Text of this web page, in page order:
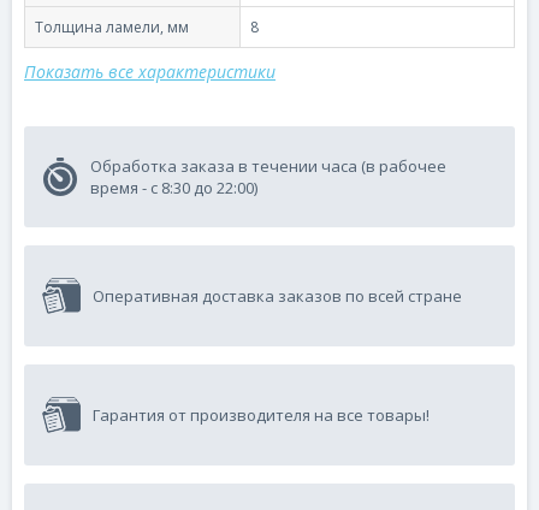
Толщина ламели, мм
8
Показать все характеристики
Обработка заказа в течении часа (в рабочее
время - с 8:30 до 22:00)
Оперативная доставка заказов по всей стране
Гарантия от производителя на все товары!